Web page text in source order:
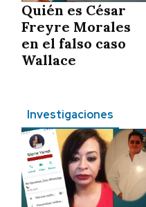
Quién es César
Freyre Morales
en el falso caso
Wallace
Investigaciones